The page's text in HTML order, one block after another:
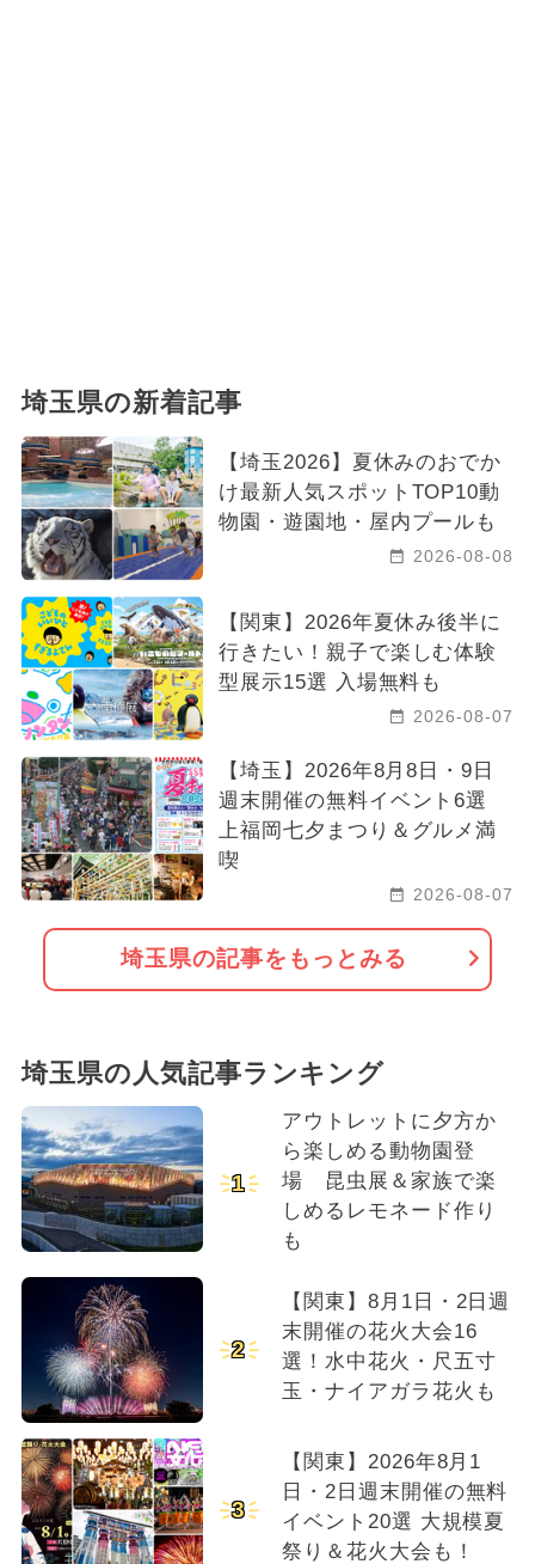
埼玉県の新着記事
【埼玉2026】夏休みのおでか
け最新人気スポットTOP10動
物園・遊園地・屋内プールも
2026-08-08
【関東】2026年夏休み後半に
行きたい！親子で楽しむ体験
型展示15選 入場無料も
2026-08-07
【埼玉】2026年8月8日・9日
週末開催の無料イベント6選
上福岡七夕まつり＆グルメ満
喫
2026-08-07
埼玉県の記事をもっとみる
埼玉県の人気記事ランキング
1
アウトレットに夕方か
ら楽しめる動物園登
場 昆虫展＆家族で楽
しめるレモネード作り
も
2
【関東】8月1日・2日週
末開催の花火大会16
選！水中花火・尺五寸
玉・ナイアガラ花火も
3
【関東】2026年8月1
日・2日週末開催の無料
イベント20選 大規模夏
祭り＆花火大会も！